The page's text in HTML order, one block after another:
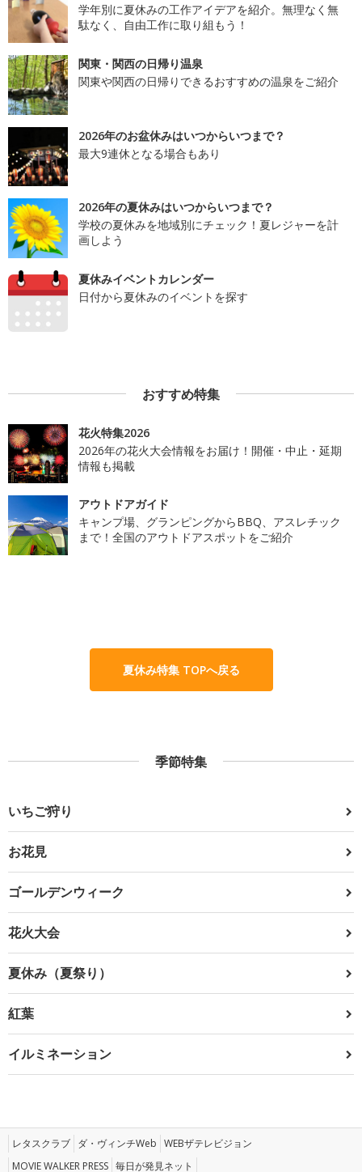
学年別に夏休みの工作アイデアを紹介。無理なく無
駄なく、自由工作に取り組もう！
関東・関西の日帰り温泉
関東や関西の日帰りできるおすすめの温泉をご紹介
2026年のお盆休みはいつからいつまで？
最大9連休となる場合もあり
2026年の夏休みはいつからいつまで？
学校の夏休みを地域別にチェック！夏レジャーを計
画しよう
夏休みイベントカレンダー
日付から夏休みのイベントを探す
おすすめ特集
花火特集2026
2026年の花火大会情報をお届け！開催・中止・延期
情報も掲載
アウトドアガイド
キャンプ場、グランピングからBBQ、アスレチック
まで！全国のアウトドアスポットをご紹介
夏休み特集 TOPへ戻る
季節特集
いちご狩り
お花見
ゴールデンウィーク
花火大会
夏休み（夏祭り）
紅葉
イルミネーション
レタスクラブ ダ・ヴィンチWeb WEBザテレビジョン
MOVIE WALKER PRESS 毎日が発見ネット